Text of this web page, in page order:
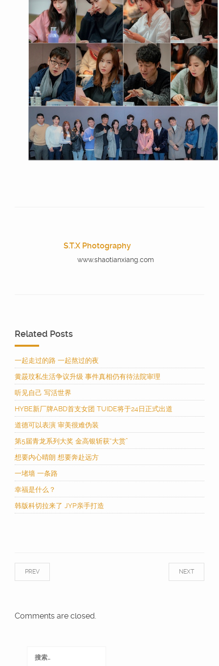
S.T.X Photography
www.shaotianxiang.com
Related Posts
一起走过的路 一起熬过的夜
黄晸玟私生活争议升级 事件真相仍有待法院审理
听见自己 写活世界
HYBE新厂牌ABD首支女团 TUIDE将于24日正式出道
道德可以表演 审美很难伪装
第5届青龙系列大奖 金高银斩获“大赏”
想要内心晴朗 想要奔赴远方
一堵墙 一条路
幸福是什么？
韩版科切拉来了 JYP亲手打造
NEXT
PREV
Comments are closed.
索：